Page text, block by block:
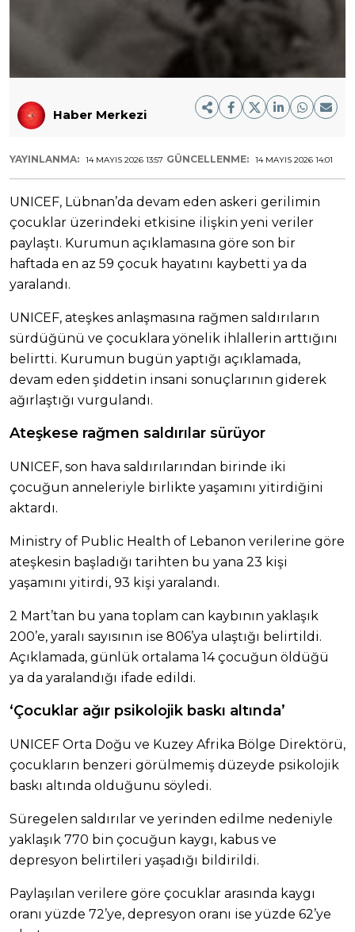
Haber Merkezi
YAYINLANMA: 14 MAYIS 2026 13:57 GÜNCELLENME: 14 MAYIS 2026 14:01
UNICEF, Lübnan’da devam eden askeri gerilimin
çocuklar üzerindeki etkisine ilişkin yeni veriler
paylaştı. Kurumun açıklamasına göre son bir
haftada en az 59 çocuk hayatını kaybetti ya da
yaralandı.
UNICEF, ateşkes anlaşmasına rağmen saldırıların
sürdüğünü ve çocuklara yönelik ihlallerin arttığını
belirtti. Kurumun bugün yaptığı açıklamada,
devam eden şiddetin insani sonuçlarının giderek
ağırlaştığı vurgulandı.
Ateşkese rağmen saldırılar sürüyor
UNICEF, son hava saldırılarından birinde iki
çocuğun anneleriyle birlikte yaşamını yitirdiğini
aktardı.
Ministry of Public Health of Lebanon verilerine göre
ateşkesin başladığı tarihten bu yana 23 kişi
yaşamını yitirdi, 93 kişi yaralandı.
2 Mart’tan bu yana toplam can kaybının yaklaşık
200’e, yaralı sayısının ise 806’ya ulaştığı belirtildi.
Açıklamada, günlük ortalama 14 çocuğun öldüğü
ya da yaralandığı ifade edildi.
‘Çocuklar ağır psikolojik baskı altında’
UNICEF Orta Doğu ve Kuzey Afrika Bölge Direktörü,
çocukların benzeri görülmemiş düzeyde psikolojik
baskı altında olduğunu söyledi.
Süregelen saldırılar ve yerinden edilme nedeniyle
yaklaşık 770 bin çocuğun kaygı, kabus ve
depresyon belirtileri yaşadığı bildirildi.
Paylaşılan verilere göre çocuklar arasında kaygı
oranı yüzde 72’ye, depresyon oranı ise yüzde 62’ye